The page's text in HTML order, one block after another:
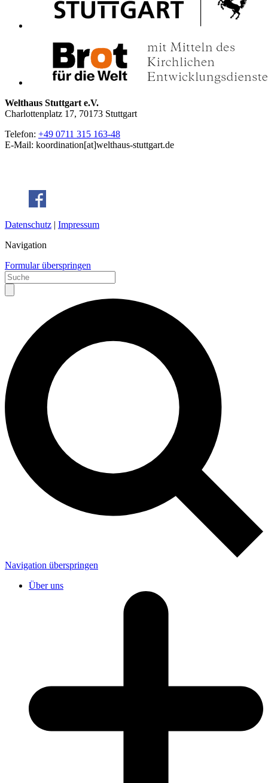
Welthaus Stuttgart e.V.
Charlottenplatz 17, 70173 Stuttgart
Telefon: +49 0711 315 163-48
E-Mail: koordination[at]welthaus-stuttgart.de
Datenschutz | Impressum
Navigation
Formular überspringen
Navigation überspringen
Über uns